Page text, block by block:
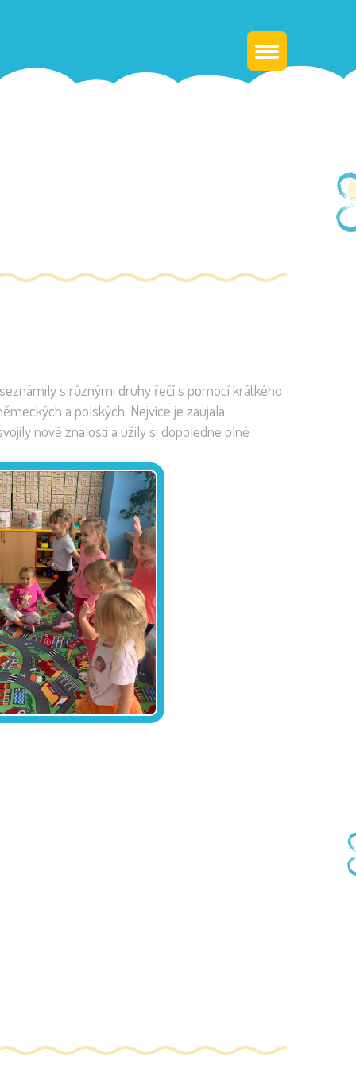
s různými druhy řečí s pomocí krátkého
a polských. Nejvíce je zaujala
nové znalosti a užily si dopoledne plné